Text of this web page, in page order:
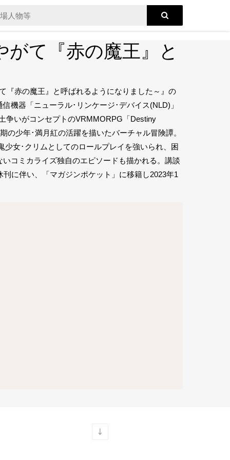
て『赤の魔王』と
『赤の魔王』と呼ばれるようになりました～』の
機器「ニューラル･リンケージ･デバイス(NLD)」
争いがコンセプトのVRMMORPG「Destiny
少年･満月紅の活躍を描いたバーチャル冒険譚。
女･クリムとしてのロールプレイを強いられ、困
コミカライズ独自のエピソードも描かれる。講談
に伴い、「マガジンポケット」に移籍し2023年1